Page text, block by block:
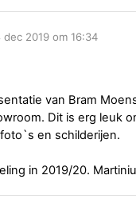
2019 om 16:34
van Bram
Dit is erg leuk
en schilderijen.
in 2019/20.